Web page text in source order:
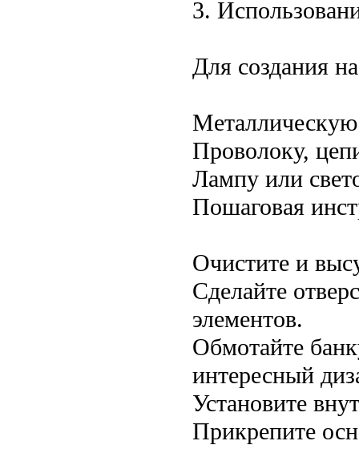
3.
Для создания
Проволоку,
Лампу или
Пошаговая
Очистите и
Сделайте
элементов.
Обмотайте
интересный
Установите
Прикрепите